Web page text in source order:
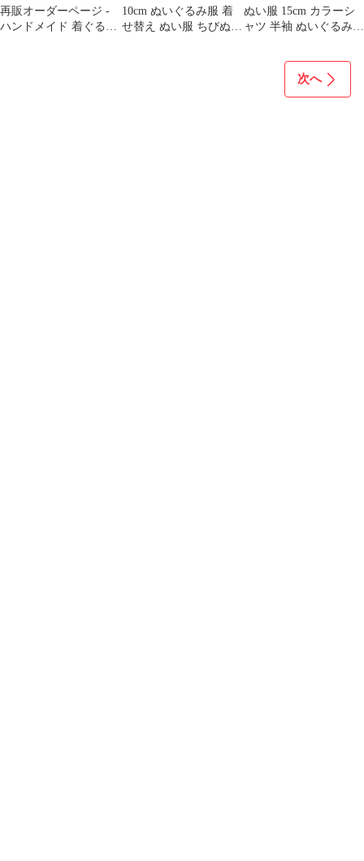
再販オーダーページ -
ハンドメイド 着ぐるみ
10cm ぬいぐるみ服 着
せ替え ぬい服 ちびぬい
ぬい服 15cm カラーシ
ャツ 半袖 ぬいぐるみ
いぐるみ用 人形 着せ替
え 洋服 ちびぬいぐるみ
次へ